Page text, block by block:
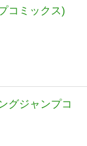
コミックス)
グジャンプコ